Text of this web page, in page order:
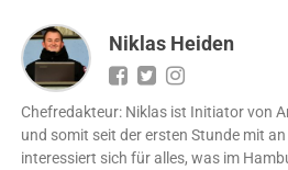
Niklas Heiden
Chefredakteur: Niklas ist Initiator von
und somit seit der ersten Stunde mit
interessiert sich für alles, was im